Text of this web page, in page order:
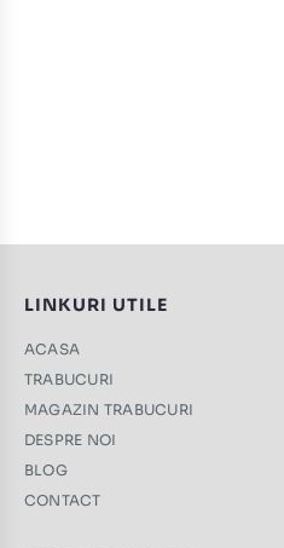
LINKURI UTILE
ACASA
TRABUCURI
MAGAZIN TRABUCURI
DESPRE NOI
BLOG
CONTACT